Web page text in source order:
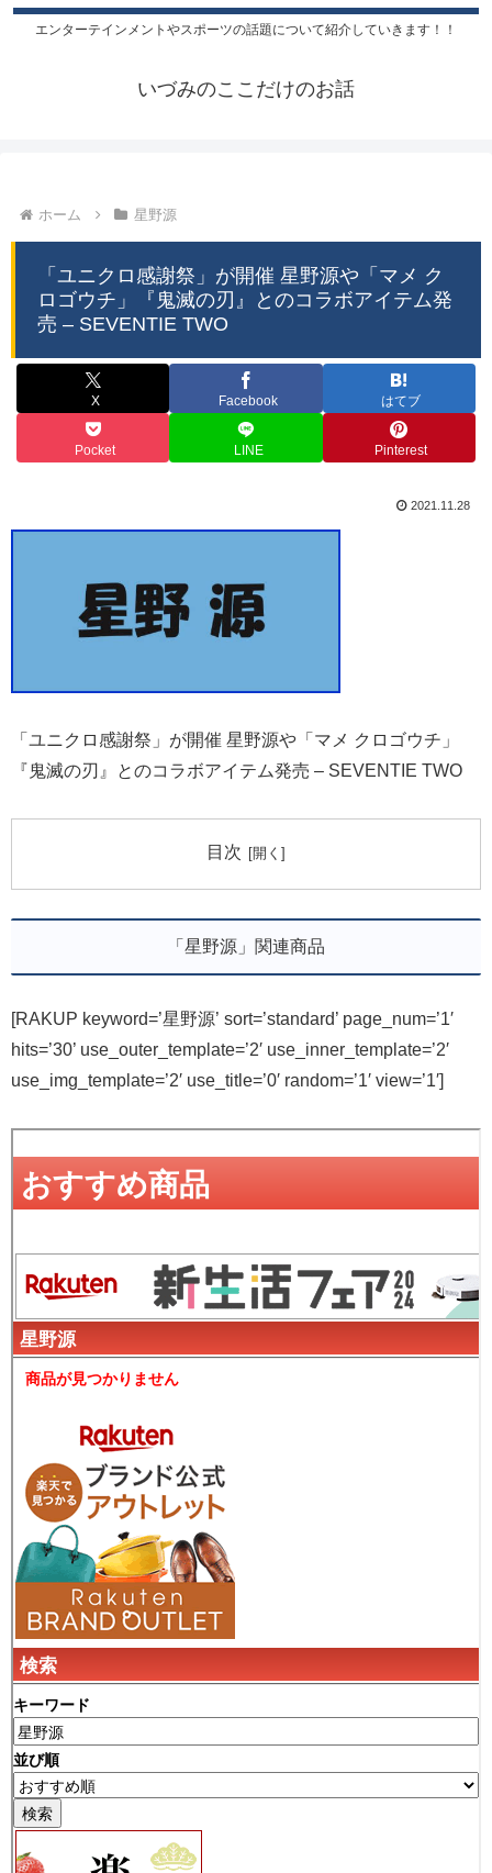
エンターテインメントやスポーツの話題について紹介していきます！！
いづみのここだけのお話
ホーム 星野源
「ユニクロ感謝祭」が開催 星野源や「マメ ク
ロゴウチ」『鬼滅の刃』とのコラボアイテム発
売 – SEVENTIE TWO
X Facebook はてブ
Pocket LINE Pinterest
2021.11.28
「ユニクロ感謝祭」が開催 星野源や「マメ クロゴウチ」
『鬼滅の刃』とのコラボアイテム発売 – SEVENTIE TWO
目次
「星野源」関連商品
[RAKUP keyword=’星野源’ sort=’standard’ page_num=’1′
hits=’30’ use_outer_template=’2′ use_inner_template=’2′
use_img_template=’2′ use_title=’0′ random=’1′ view=’1′]